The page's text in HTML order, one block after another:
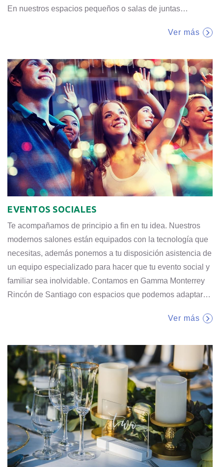
En nuestros espacios pequeños o salas de juntas…
Ver más
EVENTOS SOCIALES
Te acompañamos de principio a fin en tu idea. Nuestros
modernos salones están equipados con la tecnología que
necesitas, además ponemos a tu disposición asistencia de
un equipo especializado para hacer que tu evento social y
familiar sea inolvidable. Contamos en Gamma Monterrey
Rincón de Santiago con espacios que podemos adaptar…
Ver más